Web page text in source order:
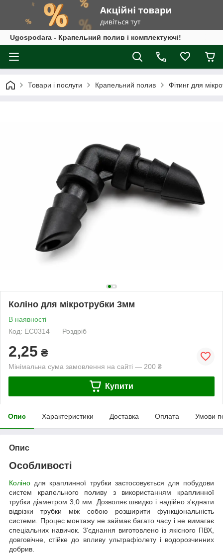
Ugospodara - Крапельний полив і комплектуючі!
Товари і послуги Крапельний полив Фітинг для
Коліно для мікротрубки 3мм
В наявності
Код: EC0314
Роздріб
2,25 ₴
Мінімальна сума замовлення на сайті — 200 ₴
Купити
Опис Характеристики Доставка Оплата Умови
Опис
Особливості
Коліно для краплинної трубки застосовується для побудови
систем крапельного поливу з використанням краплинної
трубки діаметром 3,0 мм. Дозволяє швидко і надійно з'єднати
відрізки трубки між собою розширити функціональність
системи. Процес монтажу не займає багато часу і не вимагає
спеціальних навичок. З'єднання виготовлено із якісного ПВХ,
довговічне, стійке до впливу ультрафіолету і водорозчинних
добрив.